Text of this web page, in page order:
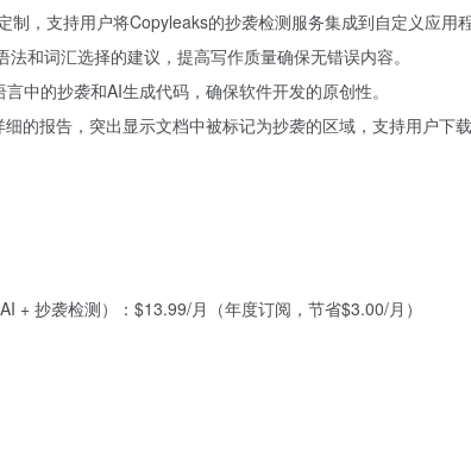
制，支持用户将Copyleaks的抄袭检测服务集成到自定义应用程
和词汇选择的建议，提高写作质量确保无错误内容。
中的抄袭和AI生成代码，确保软件开发的原创性。
的报告，突出显示文档中被标记为抄袭的区域，支持用户下载
+ 抄袭检测）： $13.99/月（年度订阅，节省$3.00/月）